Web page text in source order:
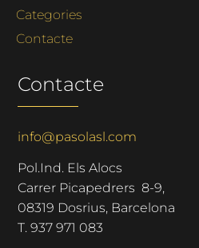
Categories
Contacte
Contacte
info@pasolasl.com
Pol.Ind. Els Alocs
Carrer Picapedrers 8-9,
08319 Dosrius, Barcelona
T. 937 971 083